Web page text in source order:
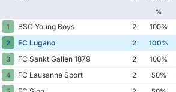
%
1 BSC Young Boys 2 100%
2
FC Lugano 2 100%
3
FC Sankt Gallen 1879 2 100%
4
FC Lausanne Sport 2 50%